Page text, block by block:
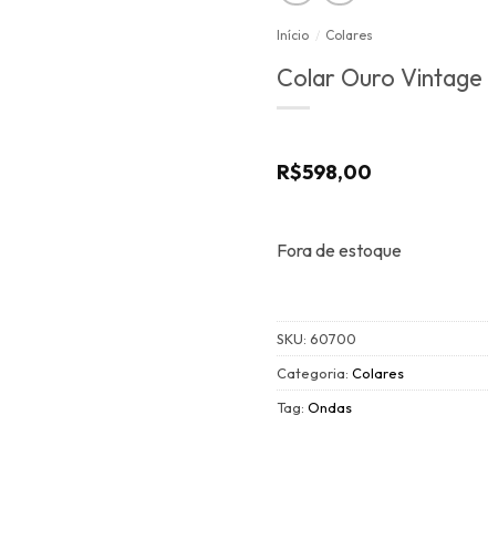
Início / Colares
Colar Ouro Vintage
R$598,00
Fora de estoque
SKU: 60700
Categoria: Colares
Tag: Ondas